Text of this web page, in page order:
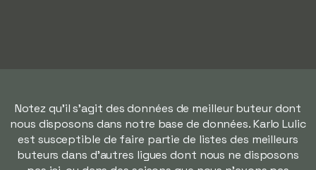
Notez qu'il s'agit des données de meilleur buteur dont
nous disposons dans notre base de données. Karlo Lulic
est susceptible de faire partie de listes des meilleurs
buteurs dans d'autres ligues dont nous ne disposons